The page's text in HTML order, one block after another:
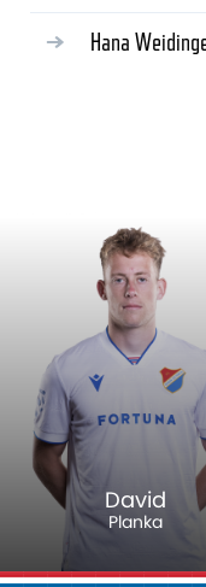
Hana
Michal
Frydrych